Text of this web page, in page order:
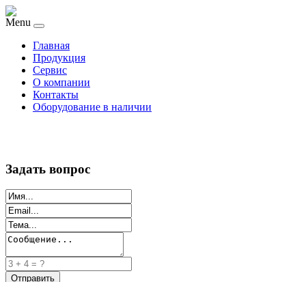
Menu
Главная
Продукция
Сервис
О компании
Контакты
Оборудование в наличии
Задать вопрос